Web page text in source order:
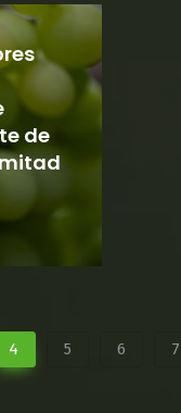
de
4 5 6 7